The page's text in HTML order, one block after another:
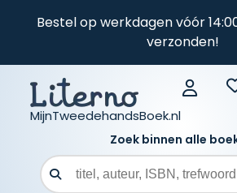
Bestel op werkdagen vóór
verzonden!
MijnTweedehandsBoek.nl
Zoek binnen alle
Zoekveld